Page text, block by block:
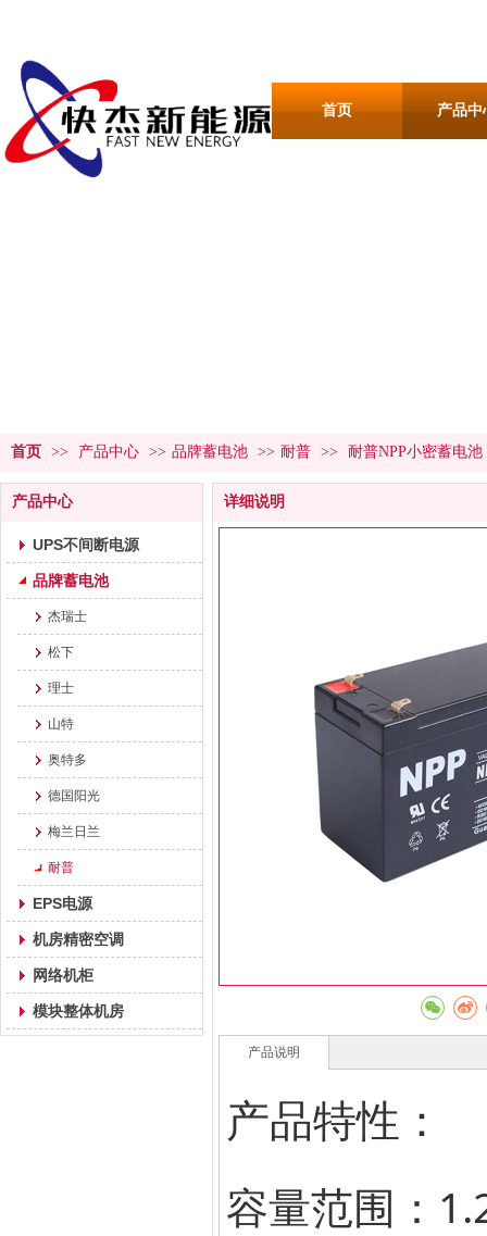
首页 产品中
首页 >> 产品中心 >> 品牌蓄电池 >> 耐普 >> 耐普NPP小密蓄电池
产品中心
UPS不间断电源
品牌蓄电池
杰瑞士
松下
理士
山特
奥特多
德国阳光
梅兰日兰
耐普
EPS电源
机房精密空调
网络机柜
模块整体机房
详细说明
产品说明
产品特性：
容量范围：